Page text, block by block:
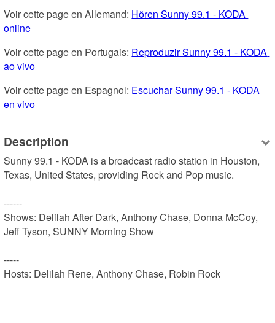
Voir cette page en Allemand: Hören Sunny 99.1 - KODA
online
Voir cette page en Portugais: Reproduzir Sunny 99.1 - KODA
ao vivo
Voir cette page en Espagnol: Escuchar Sunny 99.1 - KODA
en vivo
Description
Sunny 99.1 - KODA is a broadcast radio station in Houston,
Texas, United States, providing Rock and Pop music.
------
Shows: Delilah After Dark, Anthony Chase, Donna McCoy,
Jeff Tyson, SUNNY Morning Show
-----
Hosts: Delilah Rene, Anthony Chase, Robin Rock